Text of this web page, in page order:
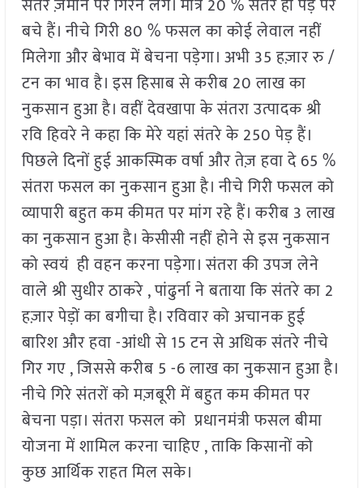
संतरे ज़मीन पर गिरने लगे। मात्र 20 % संतरे ही पेड़ पर
बचे हैं। नीचे गिरी 80 % फसल का कोई लेवाल नहीं
मिलेगा और बेभाव में बेचना पड़ेगा। अभी 35 हज़ार रु /
टन का भाव है। इस हिसाब से करीब 20 लाख का
नुकसान हुआ है। वहीं देवखापा के संतरा उत्पादक श्री
रवि हिवरे ने कहा कि मेरे यहां संतरे के 250 पेड़ हैं।
पिछले दिनों हुई आकस्मिक वर्षा और तेज़ हवा दे 65 %
संतरा फसल का नुकसान हुआ है। नीचे गिरी फसल को
व्यापारी बहुत कम कीमत पर मांग रहे हैं। करीब 3 लाख
का नुकसान हुआ है। केसीसी नहीं होने से इस नुकसान
को स्वयं ही वहन करना पड़ेगा। संतरा की उपज लेने
वाले श्री सुधीर ठाकरे , पांढुर्ना ने बताया कि संतरे का 2
हज़ार पेड़ों का बगीचा है। रविवार को अचानक हुई
बारिश और हवा -आंधी से 15 टन से अधिक संतरे नीचे
गिर गए , जिससे करीब 5 -6 लाख का नुकसान हुआ है।
नीचे गिरे संतरों को मज़बूरी में बहुत कम कीमत पर
बेचना पड़ा। संतरा फसल को प्रधानमंत्री फसल बीमा
योजना में शामिल करना चाहिए , ताकि किसानों को
कुछ आर्थिक राहत मिल सके।